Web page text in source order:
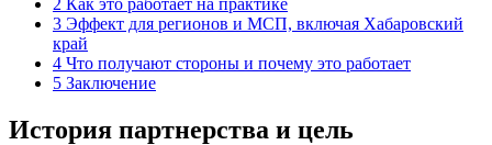
3 Эффект для регионов и МСП, включая Хабаровский
край
4 Что получают стороны и почему это работает
5 Заключение
История партнерства и цель